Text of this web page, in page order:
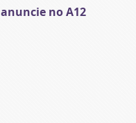
anuncie no A12